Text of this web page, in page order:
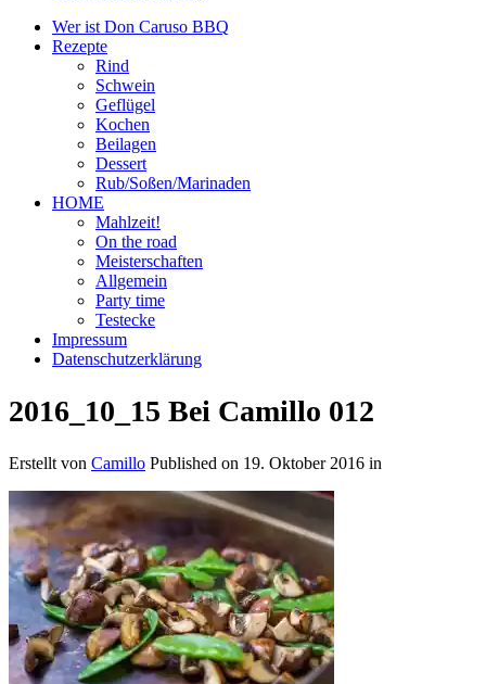
Wer ist Don Caruso BBQ
Rezepte
Rind
Schwein
Geflügel
Kochen
Beilagen
Dessert
Rub/Soßen/Marinaden
HOME
Mahlzeit!
On the road
Meisterschaften
Allgemein
Party time
Testecke
Impressum
Datenschutzerklärung
2016_10_15 Bei Camillo 012
Erstellt von Camillo Published on 19. Oktober 2016 in